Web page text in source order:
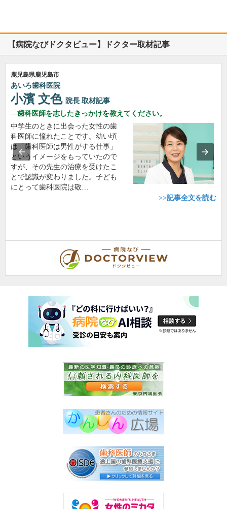
【病院なびドクタビュー】ドクター取材記事
鹿児島県鹿児島市
あいろ歯科医院
小濱 文色 院長 取材記事
歯科医師を志したきっかけを教えてください。
中学生のときに出会った女性の歯
科医師に憧れたことです。幼い頃
は「歯科医師は男性がする仕事」
というイメージをもっていたので
すが、その先生の治療を受けたこ
とで認識が変わりました。子ども
にとって歯科医院は敬…
>>記事全文を読む